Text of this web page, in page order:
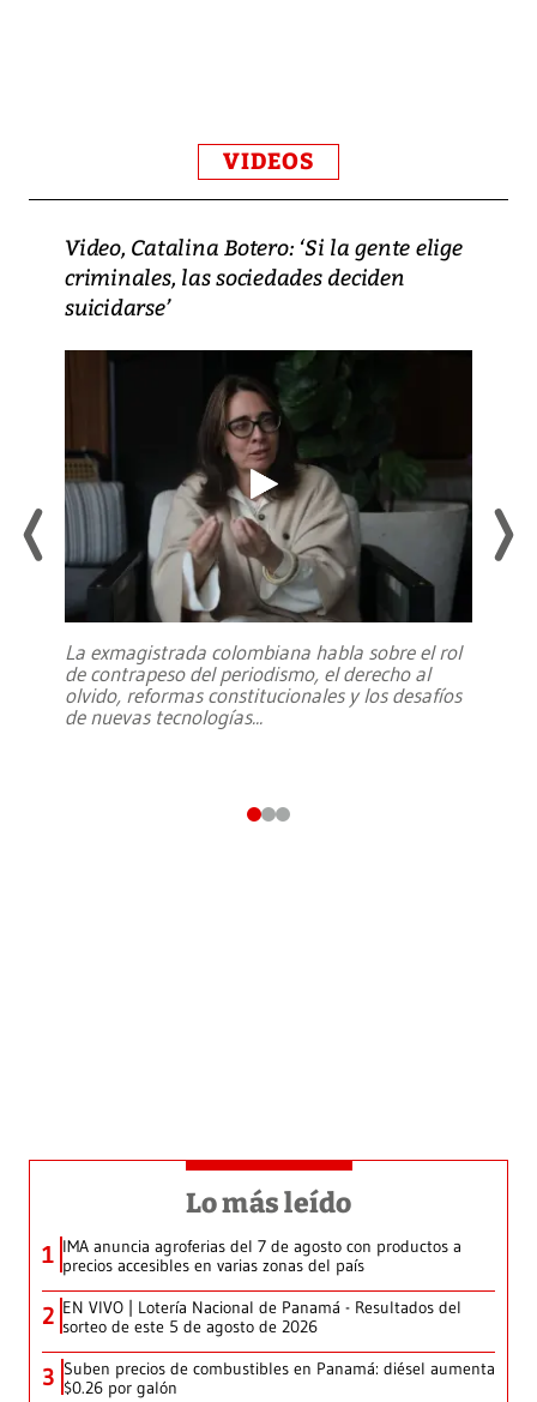
VIDEOS
Video, Catalina Botero: ‘Si la gente elige
criminales, las sociedades deciden
suicidarse’
La exmagistrada colombiana habla sobre el rol
de contrapeso del periodismo, el derecho al
olvido, reformas constitucionales y los desafíos
de nuevas tecnologías...
Lo más leído
1 IMA anuncia agroferias del 7 de agosto con productos a
precios accesibles en varias zonas del país
2 EN VIVO | Lotería Nacional de Panamá - Resultados del
sorteo de este 5 de agosto de 2026
3 Suben precios de combustibles en Panamá: diésel aumenta
$0.26 por galón